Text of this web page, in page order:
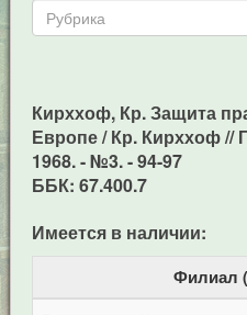
Кирххоф, Кр. Защита
Европе / Кр. Кирххоф //
1968. - №3. - 94-97
ББК: 67.400.7
Имеется в наличии:
Филиал